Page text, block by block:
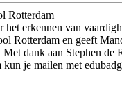
Rotterdam
erkennen van
Rotterdam en geeft
dank aan Stephen
je mailen met